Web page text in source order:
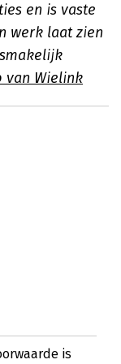
en is vaste
werk laat zien
van Wielink
is